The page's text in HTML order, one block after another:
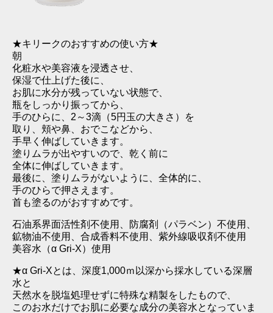
★キリークのおすすめの使い方★
朝
化粧水や美容液を浸透させ、
保湿で仕上げた後に、
お肌に水分が残っていない状態で、
瓶をしっかり振ってから、
手のひらに、2～3滴（5円玉の大きさ）を
取り、頬や鼻、おでこなどから、
手早く伸ばしていきます。
塗りムラが出やすいので、乾く前に
全体に伸ばしていきます。
最後に、塗りムラがないように、全体的に、
手のひらで押さえます。
首も塗るのがおすすめです。
石油系界面活性剤不使用、防腐剤（パラベン）不使用、
鉱物油不使用、合成香料不使用、紫外線吸収剤不使用
美容水（α Gri‐X）使用
★α Gri‐Xとは、深度1,000ｍ以深から採水している深層
水と
天然水を脱塩処理せずに特殊な精製をしたもので、
このお水だけでお肌に必要な成分の美容水となっていま